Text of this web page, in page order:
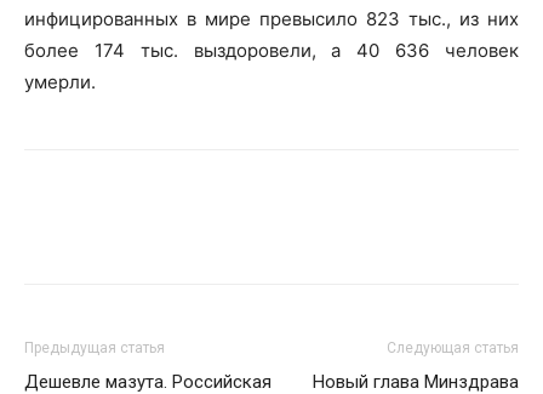
инфицированных в мире превысило 823 тыс., из них
более 174 тыс. выздоровели, а 40 636 человек
умерли.
Предыдущая статья
Дешевле мазута. Российская
Следующая статья
Новый глава Минздрава